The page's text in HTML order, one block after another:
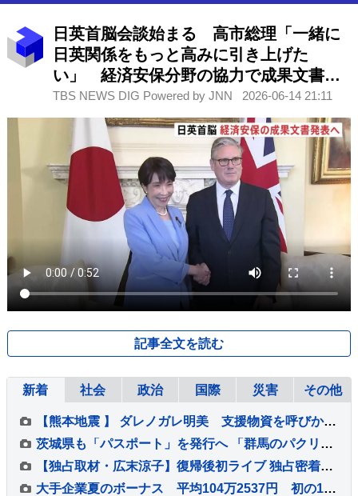
日英首脳会談始まる 高市総理「一緒に
日英関係をもっと高みに引き上げた
い」 経済安保分野の協力で成果文書発
表へ
TBS NEWS DIG Powered by JNN 2026-06-14 21:11
記事全文を読む
新着 社会 政治 国際 災害 その他
【熊本地震 】 ダレノガレ明美 支援物資を呼びかけ 週末に現地で炊きだし「たくさんの物資が届きはじめました！」「皆様本当に本当にありがとうございます」
茨城県も「パスポート」を発行へ 「群馬のパクリを狙ってやった」「群馬県知事の了解も得た」
【独占取材・広末涼子】復帰後初ライブ 独占密着「次男の言葉で私が180度変わって…」病名公表を決断させた“次男の言葉”（特別インタビュー）
大手企業夏のボーナス 平均104万2537円 初の100万円超 好業績や高水準賃上げが反映 経団連最終集計